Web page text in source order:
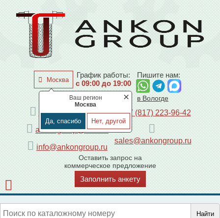
Москва
×
Ваш регион
Москва
Да, спасибо Нет, другой
График работы:
с 09:00 до 19:00
Пишите нам:
по Москве
+7 (495) 225-44-08
ankongroup@mail.ru
info@ankongroup.ru
в Вологде
+7 (817) 223-96-42
sales@ankongroup.ru
Оставить запрос на
коммерческое предложение
Заполнить анкету
Найти